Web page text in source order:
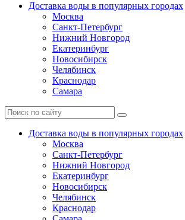
Доставка воды в популярных городах
Москва
Санкт-Петербург
Нижний Новгород
Екатеринбург
Новосибирск
Челябинск
Краснодар
Самара
Доставка воды в популярных городах
Москва
Санкт-Петербург
Нижний Новгород
Екатеринбург
Новосибирск
Челябинск
Краснодар